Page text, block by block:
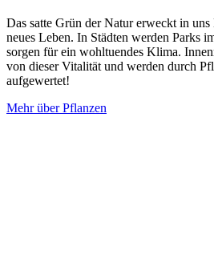
Das satte Grün der Natur erweckt in
neues Leben. In Städten werden Parks
sorgen für ein wohltuendes Klima.
von dieser Vitalität und werden durch
aufgewertet!
Mehr über Pflanzen